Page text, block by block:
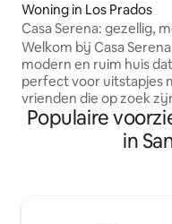
Woning in Los Prados
Casa Serena: gezellig,
rustig
Welkom bij Casa Serena! Een
modern en ruim huis
perfect voor uitstapjes
vrienden die op zoek
toevluchtsoord. Het ideale huis voor
diegenen die in een
Santo Domingo willen
Populaire
in